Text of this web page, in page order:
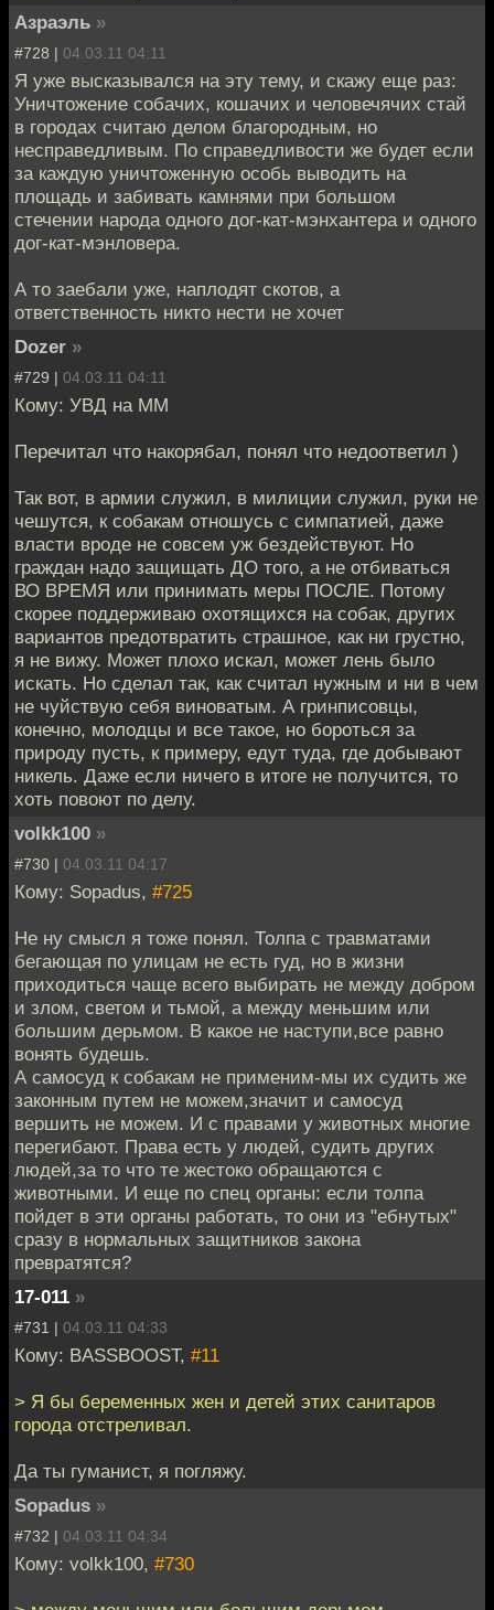
Азраэль »
#728 | 04.03.11 04:11
Я уже высказывался на эту тему, и скажу еще раз:
Уничтожение собачих, кошачих и человечячих стай
в городах считаю делом благородным, но
несправедливым. По справедливости же будет если
за каждую уничтоженную особь выводить на
площадь и забивать камнями при большом
стечении народа одного дог-кат-мэнхантера и одного
дог-кат-мэнловера.
А то заебали уже, наплодят скотов, а
ответственность никто нести не хочет
Dozer »
#729 | 04.03.11 04:11
Кому: УВД на ММ
Перечитал что накорябал, понял что недоответил )
Так вот, в армии служил, в милиции служил, руки не
чешутся, к собакам отношусь с симпатией, даже
власти вроде не совсем уж бездействуют. Но
граждан надо защищать ДО того, а не отбиваться
ВО ВРЕМЯ или принимать меры ПОСЛЕ. Потому
скорее поддерживаю охотящихся на собак, других
вариантов предотвратить страшное, как ни грустно,
я не вижу. Может плохо искал, может лень было
искать. Но сделал так, как считал нужным и ни в чем
не чуйствую себя виноватым. А гринписовцы,
конечно, молодцы и все такое, но бороться за
природу пусть, к примеру, едут туда, где добывают
никель. Даже если ничего в итоге не получится, то
хоть повоют по делу.
volkk100 »
#730 | 04.03.11 04:17
Кому: Sopadus, #725
Не ну смысл я тоже понял. Толпа с травматами
бегающая по улицам не есть гуд, но в жизни
приходиться чаще всего выбирать не между добром
и злом, светом и тьмой, а между меньшим или
большим дерьмом. В какое не наступи,все равно
вонять будешь.
А самосуд к собакам не применим-мы их судить же
законным путем не можем,значит и самосуд
вершить не можем. И с правами у животных многие
перегибают. Права есть у людей, судить других
людей,за то что те жестоко обращаются с
животными. И еще по спец органы: если толпа
пойдет в эти органы работать, то они из "ебнутых"
сразу в нормальных защитников закона
превратятся?
17-011 »
#731 | 04.03.11 04:33
Кому: BASSBOOST, #11
> Я бы беременных жен и детей этих санитаров
города отстреливал.
Да ты гуманист, я погляжу.
Sopadus »
#732 | 04.03.11 04:34
Кому: volkk100, #730